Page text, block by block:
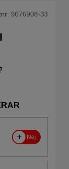
9676908-33
Nej